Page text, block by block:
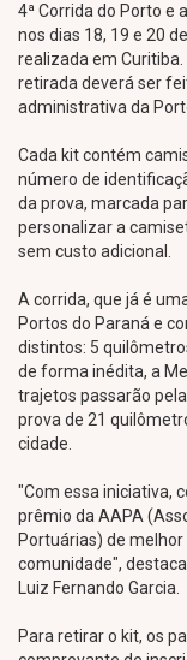
4ª Corrida do Porto e
nos dias 18, 19 e 20
realizada em
retirada deverá ser
administrativa da
Cada kit contém
número de
da prova, marcada
personalizar a
sem custo adicional.
A corrida, que já é
Portos do Paraná e
distintos: 5
de forma inédita, a
trajetos passarão
prova de 21
cidade.
"Com essa iniciativa,
prêmio da AAPA
Portuárias) de
comunidade",
Luiz Fernando Garcia.
Para retirar o kit, os